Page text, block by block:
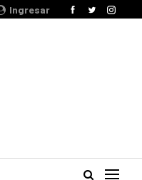
Ingresar